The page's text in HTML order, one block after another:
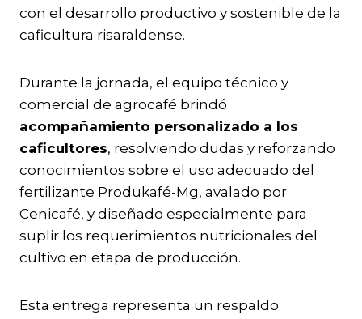
con el desarrollo productivo y sostenible de la
caficultura risaraldense.
Durante la jornada, el equipo técnico y
comercial de agrocafé brindó
acompañamiento personalizado a los
caficultores, resolviendo dudas y reforzando
conocimientos sobre el uso adecuado del
fertilizante Produkafé-Mg, avalado por
Cenicafé, y diseñado especialmente para
suplir los requerimientos nutricionales del
cultivo en etapa de producción.
Esta entrega representa un respaldo